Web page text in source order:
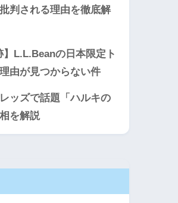
判される理由を徹底解
】L.L.Beanの日本限定ト
由が見つからない件
ッズで話題「ハルキの
を解説